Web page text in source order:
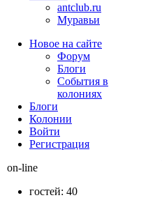
antclub.ru
Муравьи
Новое на сайте
Форум
Блоги
События в
колониях
Блоги
Колонии
Войти
Peгиcтpaция
on-line
гостей: 40